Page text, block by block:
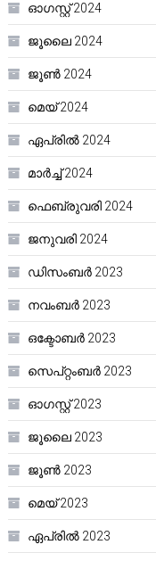
ഓഗസ്റ്റ്‌ 2024
ജൂലൈ 2024
ജൂൺ 2024
മെയ്‌ 2024
ഏപ്രിൽ 2024
മാർച്ച്‌ 2024
ഫെബ്രുവരി 2024
ജനുവരി 2024
ഡിസംബർ 2023
നവംബർ 2023
ഒക്ടോബർ 2023
സെപ്റ്റംബർ 2023
ഓഗസ്റ്റ്‌ 2023
ജൂലൈ 2023
ജൂൺ 2023
മെയ്‌ 2023
ഏപ്രിൽ 2023